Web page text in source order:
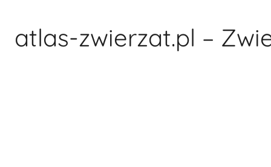
treściatlas-zwierzat.pl –